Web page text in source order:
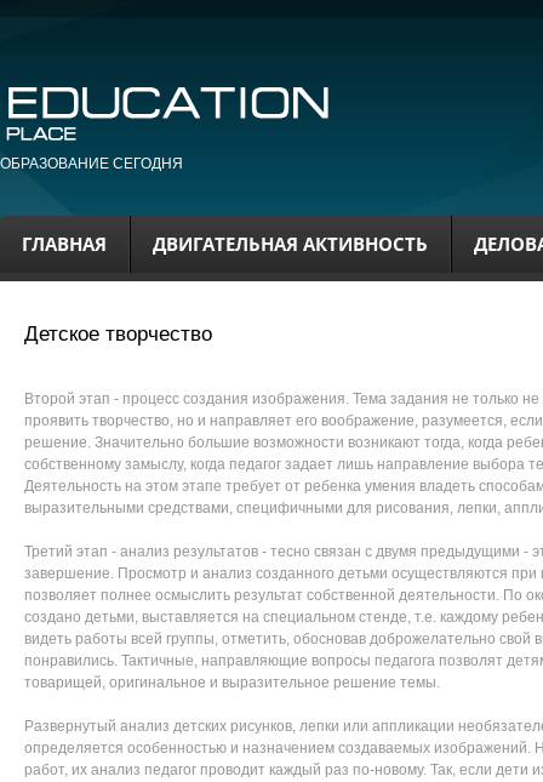
ОБРАЗОВАНИЕ СЕГОДНЯ
ГЛАВНАЯ ДВИГАТЕЛЬНАЯ АКТИВНОСТЬ
Детское творчество
Второй этап - процесс создания изображения. Тема задания не только
проявить творчество, но и направляет его воображение, разумеется,
решение. Значительно большие возможности возникают тогда, когда
собственному замыслу, когда педагог задает лишь направление выбора
Деятельность на этом этапе требует от ребенка умения владеть
выразительными средствами, специфичными для рисования, лепки,
Третий этап - анализ результатов - тесно связан с двумя предыдущими -
завершение. Просмотр и анализ созданного детьми осуществляются при
позволяет полнее осмыслить результат собственной деятельности. По
создано детьми, выставляется на специальном стенде, т.е. каждому
видеть работы всей группы, отметить, обосновав доброжелательно свой
понравились. Тактичные, направляющие вопросы педагога позволят
товарищей, оригинальное и выразительное решение темы.
Развернутый анализ детских рисунков, лепки или аппликации
определяется особенностью и назначением создаваемых изображений.
работ, их анализ педагог проводит каждый раз по-новому. Так, если дети